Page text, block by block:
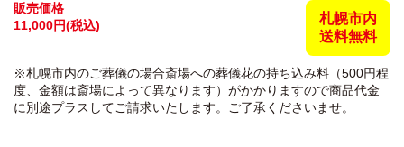
販売価格
11,000円(税込)
札幌市内
送料無料
※札幌市内のご葬儀の場合斎場への葬儀花の持ち込み料（500円程
度、金額は斎場によって異なります）がかかりますので商品代金
に別途プラスしてご請求いたします。ご了承くださいませ。